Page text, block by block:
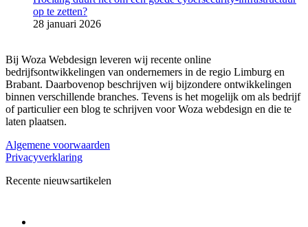
op te zetten?
28 januari 2026
Bij Woza Webdesign leveren wij recente online
bedrijfsontwikkelingen van ondernemers in de regio Limburg en
Brabant. Daarbovenop beschrijven wij bijzondere ontwikkelingen
binnen verschillende branches. Tevens is het mogelijk om als bedrijf
of particulier een blog te schrijven voor Woza webdesign en die te
laten plaatsen.
Algemene voorwaarden
Privacyverklaring
Recente nieuwsartikelen